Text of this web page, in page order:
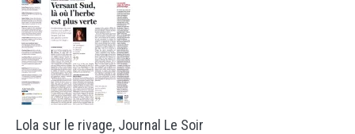
Lola sur le rivage, Journal Le Soir